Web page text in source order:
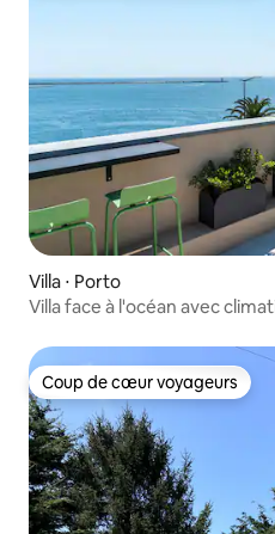
Villa ⋅ Porto
Villa face à l'océan avec
Coup de cœur voyageurs
Coup de cœur voyageurs